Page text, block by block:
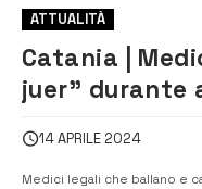
ATTUALITÀ
Catania |
juer” durante
14 APRILE 2024
Medici legali che ballano e